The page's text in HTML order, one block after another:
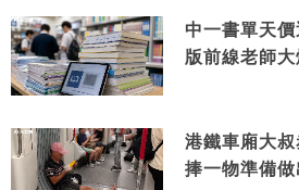
中一書單天
版前線老師
港鐵車廂大
捧一物準備